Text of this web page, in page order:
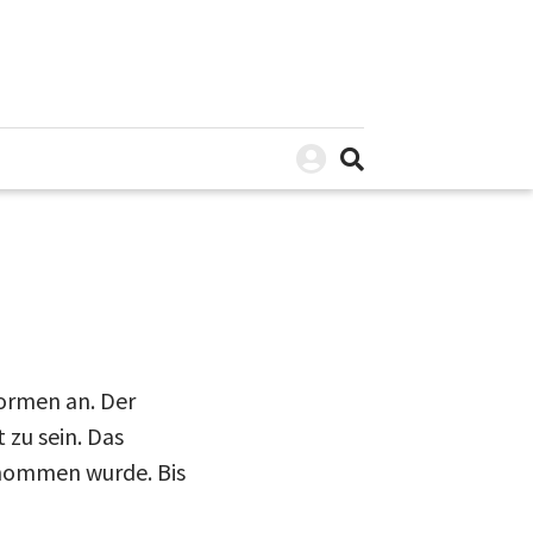
an. Der
sein. Das
wurde. Bis